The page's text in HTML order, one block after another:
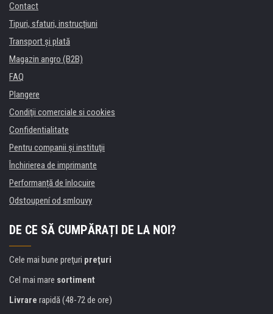
Contact
Tipuri, sfaturi, instrucțiuni
Transport şi plată
Magazin angro (B2B)
FAQ
Plangere
Condiţii comerciale si cookies
Confidentialitate
Pentru companii și instituţii
Închirierea de imprimante
Performanță de înlocuire
Odstoupení od smlouvy
DE CE SĂ CUMPĂRAȚI DE LA NOI?
Cele mai bune preţuri preţuri
Cel mai mare sortiment
Livrare rapidă (48-72 de ore)